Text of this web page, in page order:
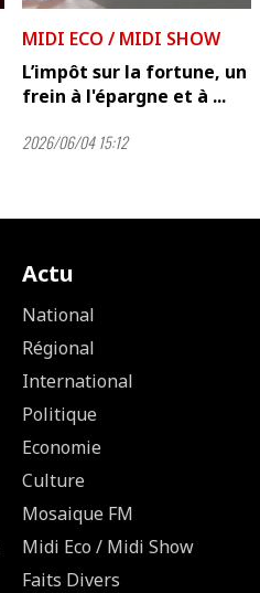
MIDI ECO / MIDI SHOW
L’impôt sur la fortune, un
frein à l'épargne et à ...
2026/06/04 15:12
Actu
National
Régional
International
Politique
Economie
Culture
Mosaique FM
Midi Eco / Midi Show
Faits Divers